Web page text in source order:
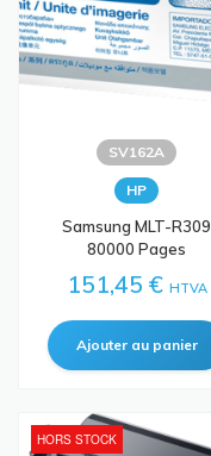
SV162A
HP
Samsung MLT-R309
80000 Pages
151,45 € HTVA
HORS STOCK